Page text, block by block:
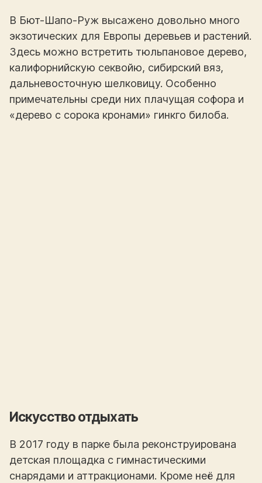
В Бют-Шапо-Руж высажено довольно много
экзотических для Европы деревьев и растений.
Здесь можно встретить тюльпановое дерево,
калифорнийскую секвойю, сибирский вяз,
дальневосточную шелковицу. Особенно
примечательны среди них плачущая софора и
«дерево с сорока кронами» гинкго билоба.
Искусство отдыхать
В 2017 году в парке была реконструирована
детская площадка с гимнастическими
снарядами и аттракционами. Кроме неё для